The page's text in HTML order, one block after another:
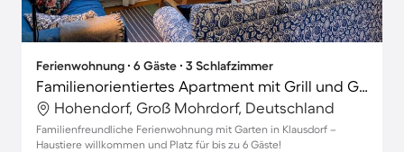
Ferienwohnung ∙ 6 Gäste ∙ 3 Schlafzimmer
Familienorientiertes Apartment mit Grill und Garten | Haustiere erlaubt
Hohendorf, Groß Mohrdorf, Deutschland
Familienfreundliche Ferienwohnung mit Garten in Klausdorf –
Haustiere willkommen und Platz für bis zu 6 Gäste!